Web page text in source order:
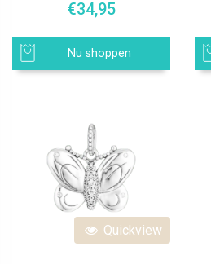
€34,95
Nu shoppen
Quickview